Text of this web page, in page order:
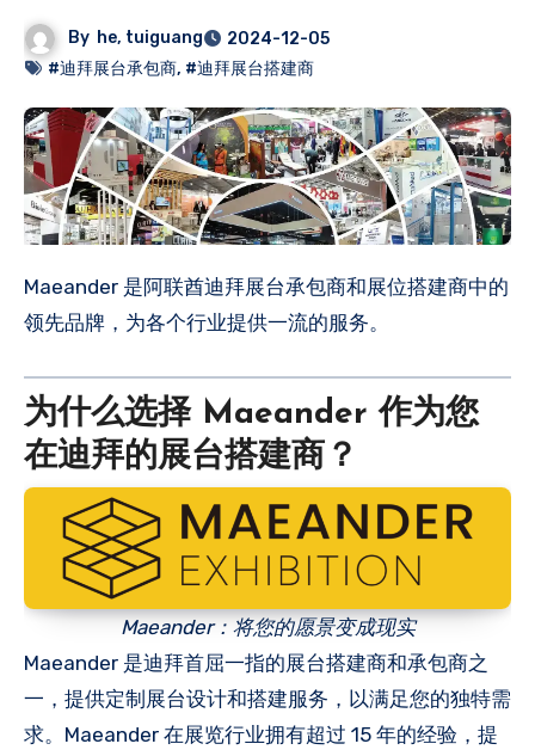
By he, tuiguang
2024-12-05
#迪拜展台承包商, #迪拜展台搭建商
Maeander 是阿联酋迪拜展台承包商和展位搭建商中的
领先品牌，为各个行业提供一流的服务。
为什么选择 Maeander 作为您
在迪拜的展台搭建商？
Maeander：将您的愿景变成现实
Maeander 是迪拜首屈一指的展台搭建商和承包商之
一，提供定制展台设计和搭建服务，以满足您的独特需
求。Maeander 在展览行业拥有超过 15 年的经验，提